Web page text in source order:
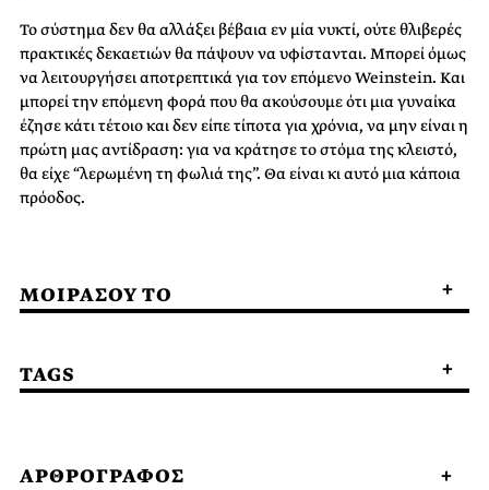
Το σύστημα δεν θα αλλάξει βέβαια εν μία νυκτί, ούτε θλιβερές
πρακτικές δεκαετιών θα πάψουν να υφίστανται. Μπορεί όμως
να λειτουργήσει αποτρεπτικά για τον επόμενο Weinstein. Και
μπορεί την επόμενη φορά που θα ακούσουμε ότι μια γυναίκα
έζησε κάτι τέτοιο και δεν είπε τίποτα για χρόνια, να μην είναι η
πρώτη μας αντίδραση: για να κράτησε το στόμα της κλειστό,
θα είχε “λερωμένη τη φωλιά της”. Θα είναι κι αυτό μια κάποια
πρόοδος.
ΜΟΙΡΑΣΟΥ ΤΟ
TAGS
ΑΡΘΡΟΓΡΑΦΟΣ